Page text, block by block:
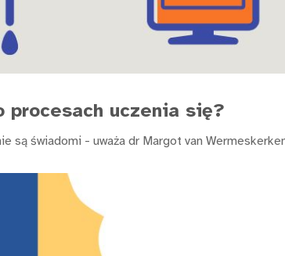
procesach uczenia się?
świadomi - uważa dr Margot van